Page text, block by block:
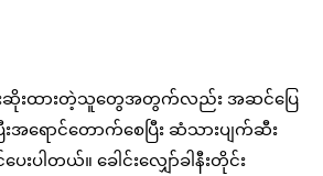
းဆိုးထားတဲ့သူတွေအတွက်လည်း အဆင်ပြေ
အရောင်တောက်စေပြီး ဆံသားပျက်ဆီး
ေးပါတယ်။ ခေါင်းလျှော်ခါနီးတိုင်း